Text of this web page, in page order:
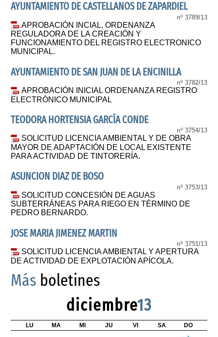
AYUNTAMIENTO DE CASTELLANOS DE ZAPARDIEL
nº 3789/13
APROBACIÓN INCIAL, ORDENANZA
REGULADORA DE LA CREACIÓN Y
FUNCIONAMIENTO DEL REGISTRO ELECTRONICO
MUNICIPAL.
AYUNTAMIENTO DE SAN JUAN DE LA ENCINILLA
nº 3782/13
APROBACIÓN INICIAL ORDENANZA REGISTRO
ELECTRÓNICO MUNICIPAL
TEODORA HORTENSIA GARCÍA CONDE
nº 3754/13
SOLICITUD LICENCIA AMBIENTAL Y DE OBRA
MAYOR DE ADAPTACIÓN DE LOCAL EXISTENTE
PARA ACTIVIDAD DE TINTORERÍA.
ASUNCION DIAZ DE BOSO
nº 3753/13
SOLICITUD CONCESIÓN DE AGUAS
SUBTERRÁNEAS PARA RIEGO EN TÉRMINO DE
PEDRO BERNARDO.
JOSE MARIA JIMENEZ MARTIN
nº 3751/13
SOLICITUD LICENCIA AMBIENTAL Y APERTURA
DE ACTIVIDAD DE EXPLOTACIÓN APÍCOLA.
Más boletines
diciembre13
LU MA MI JU VI SA DO